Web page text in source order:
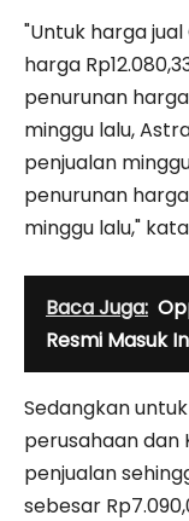
"Untuk harga jual
harga
penurunan
minggu lalu,
penjualan
penurunan
minggu lalu,"
Baca Juga:
Resmi Masuk
Sedangkan
perusahaan dan
penjualan
sebesar